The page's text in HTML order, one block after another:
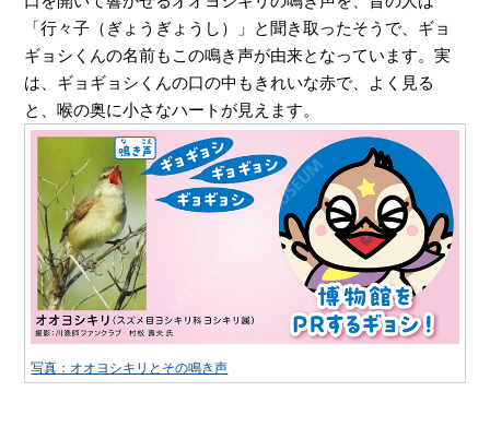
「行々子（ぎょうぎょうし）」と聞き取ったそうで、ギョ
ギョシくんの名前もこの鳴き声が由来となっています。実
は、ギョギョシくんの口の中もきれいな赤で、よく見る
と、喉の奥に小さなハートが見えます。
写真：オオヨシキリとその鳴き声